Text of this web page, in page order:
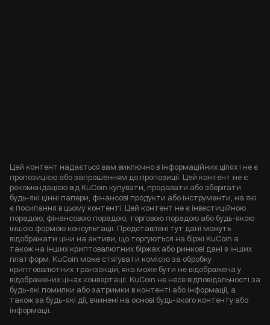
Цей контент надається вам виключно в інформаційних цілях і не є
пропозицією або запрошенням до пропозиції. Цей контент не є
рекомендацією від KuCoin купувати, продавати або зберігати
будь-які цінні папери, фінансові продукти або інструменти, на які
є посилання в цьому контенті. Цей контент не є інвестиційною
порадою, фінансовою порадою, торговою порадою або будь-якою
іншою формою консультації. Представлені тут дані можуть
відображати ціни на активи, що торгуються на біржі KuCoin а
також на інших криптовалютних біржах або ринкові дані з інших
платформ. KuCoin може стягувати комісію за обробку
криптовалютних транзакцій, яка може бути не відображена у
відображених цінах конвертації. KuCoin не несе відповідальності за
будь-які помилки або затримки в контенті або інформації, а
також за будь-які дії, вчинені на основі будь-якого контенту або
інформації.